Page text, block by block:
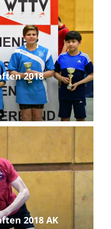
2018
2018 AK